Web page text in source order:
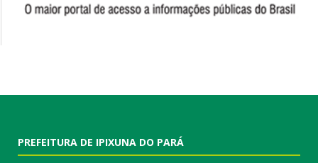
PREFEITURA DE IPIXUNA DO PARÁ